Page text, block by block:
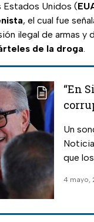
Estados Unidos (
, el cual fue
ilegal de armas y
de la droga.
“En
Un
que
la
son
4 mayo,